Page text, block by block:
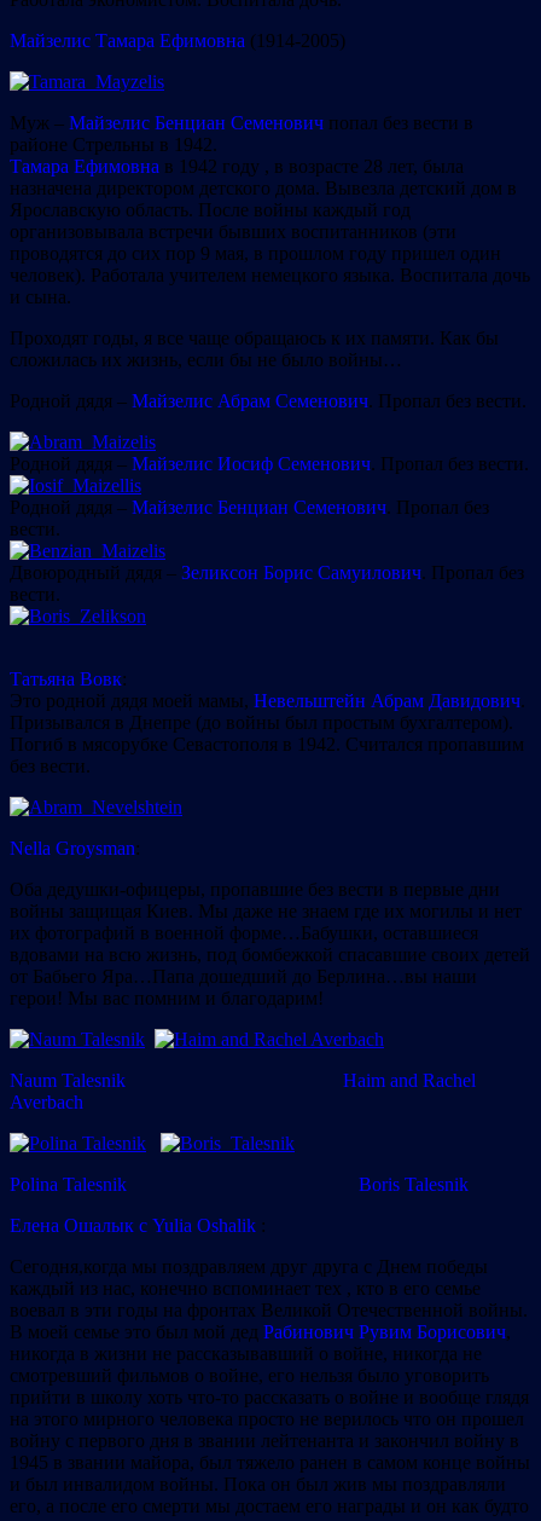
Майзелис Тамара Ефимовна (1914-2005)
Муж – Майзелис Бенциан Семенович попал без вести в
районе Стрельны в 1942.
Тамара Ефимовна в 1942 году , в возрасте 28 лет, была
назначена директором детского дома. Вывезла детский дом в
Ярославскую область. После войны каждый год
организовывала встречи бывших воспитанников (эти
проводятся до сих пор 9 мая, в прошлом году пришел один
человек). Работала учителем немецкого языка. Воспитала дочь
и сына.
Проходят годы, я все чаще обращаюсь к их памяти. Как бы
сложилась их жизнь, если бы не было войны…
Родной дядя – Майзелис Абрам Семенович. Пропал без вести.
Родной дядя – Майзелис Иосиф Семенович. Пропал без вести.
Родной дядя – Майзелис Бенциан Семенович. Пропал без
вести.
Двоюродный дядя – Зеликсон Борис Самуилович. Пропал без
вести.
Татьяна Вовк:
Это родной дядя моей мамы, Невельштейн Абрам Давидович.
Призывался в Днепре (до войны был простым бухгалтером).
Погиб в мясорубке Севастополя в 1942. Считался пропавшим
без вести.
Nella Groysman:
Оба дедушки-офицеры, пропавшие без вести в первые дни
войны защищая Киев. Мы даже не знаем где их могилы и нет
их фотографий в военной форме…Бабушки, оставшиеся
вдовами на всю жизнь, под бомбежкой спасавшие своих детей
от Бабьего Яра…Папа дошедший до Берлина…вы наши
герои! Мы вас помним и благодарим!
Naum Talesnik
Haim and Rachel
Averbach
Polina Talesnik
Boris Talesnik
Елена Ошалык с Yulia Oshalik :
Сегодня,когда мы поздравляем друг друга с Днем победы
каждый из нас, конечно вспоминает тех , кто в его семье
воевал в эти годы на фронтах Великой Отечественной войны.
В моей семье это был мой дед Рабинович Рувим Борисович,
никогда в жизни не рассказывавший о войне, никогда не
смотревший фильмов о войне, его нельзя было уговорить
прийти в школу хоть что-то рассказать о войне и вообще глядя
на этого мирного человека просто не верилось что он прошел
войну с первого дня в звании лейтенанта и закончил войну в
1945 в звании майора, был тяжело ранен в самом конце войны
и был инвалидом войны. Пока он был жив мы поздравляли
его, а после его смерти мы достаем его награды и он как будто